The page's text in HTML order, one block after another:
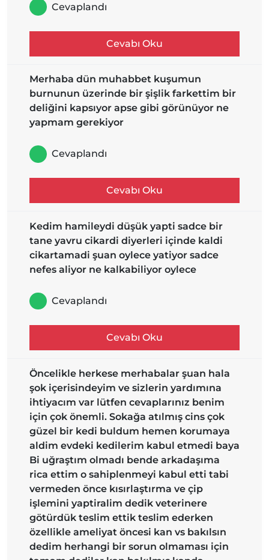
Cevaplandı
Cevabı Oku
Merhaba dün muhabbet kuşumun
burnunun üzerinde bir şişlik farkettim bir
deliğini kapsıyor apse gibi görünüyor ne
yapmam gerekiyor
Cevaplandı
Cevabı Oku
Kedim hamileydi düşük yapti sadce bir
tane yavru cikardi diyerleri içinde kaldi
cikartamadi şuan oylece yatiyor sadce
nefes aliyor ne kalkabiliyor oylece
Cevaplandı
Cevabı Oku
Öncelikle herkese merhabalar şuan hala
şok içerisindeyim ve sizlerin yardımına
ihtiyacım var lütfen cevaplarınız benim
için çok önemli. Sokağa atılmış cins çok
güzel bir kedi buldum hemen korumaya
aldim evdeki kedilerim kabul etmedi baya
Bi uğraştım olmadı bende arkadaşıma
rica ettim o sahiplenmeyi kabul etti tabi
vermeden önce kısırlaştırma ve çip
işlemini yaptiralim dedik veterinere
götürdük teslim ettik teslim ederken
özellikle ameliyat öncesi kan vs bakılsın
dedim herhangi bir sorun olmaması için